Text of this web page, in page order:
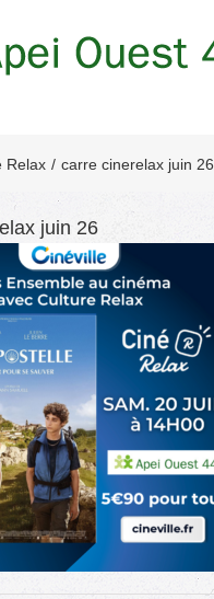
Relax carre cinerelax juin 26
juin 26